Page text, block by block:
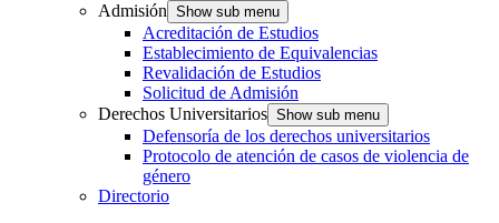
Admisión Show sub menu
Acreditación de Estudios
Establecimiento de Equivalencias
Revalidación de Estudios
Solicitud de Admisión
Derechos Universitarios Show sub menu
Defensoría de los derechos universitarios
Protocolo de atención de casos de violencia de
género
Directorio